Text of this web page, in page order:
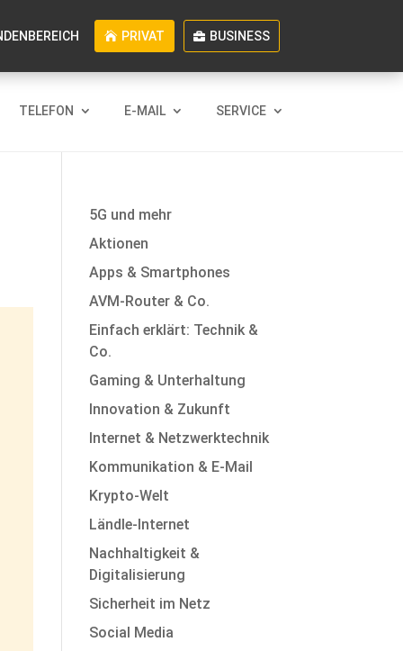
PRIVAT BUSINESS
TELEFON E-MAIL SERVICE
5G und mehr
Aktionen
Apps & Smartphones
AVM-Router & Co.
Einfach erklärt: Technik &
Co.
Gaming & Unterhaltung
Innovation & Zukunft
Internet & Netzwerktechnik
Kommunikation & E-Mail
Krypto-Welt
Ländle-Internet
Nachhaltigkeit &
Digitalisierung
Sicherheit im Netz
Social Media